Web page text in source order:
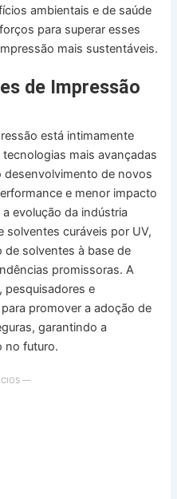
ambientais e de saúde
para superar esses
mais sustentáveis.
de Impressão
está intimamente
mais avançadas
desenvolvimento de novos
e menor impacto
evolução da indústria
solventes curáveis por UV,
solventes à base de
promissoras. A
pesquisadores e
promover a adoção de
garantindo a
no futuro.
—